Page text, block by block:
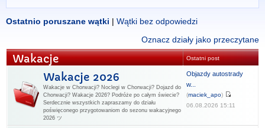
Ostatnio poruszane wątki | Wątki bez odpowiedzi
Oznacz działy jako przeczytane
Wakacje Ostatni post
Wakacje 2026
Wakacje w Chorwacji? Noclegi w Chorwacji? Dojazd do
Chorwacji? Wakacje 2026? Podróże po całym świecie?
Serdecznie wszystkich zapraszamy do działu
poświęconego przygotowaniom do sezonu wakacyjnego
2026 ツ
Objazdy autostrady
w...
(maciek_apo)
06.08.2026 15:11